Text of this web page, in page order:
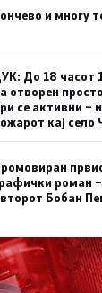
и многу
До 18 часот
отворен
се активни –
кај
роман
Бобан